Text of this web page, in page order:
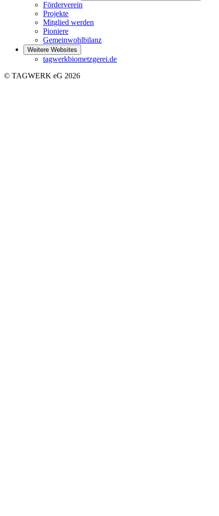
Förderverein
Projekte
Mitglied werden
Pioniere
Gemeinwohlbilanz
Weitere Websites
tagwerkbiometzgerei.de
© TAGWERK eG 2026